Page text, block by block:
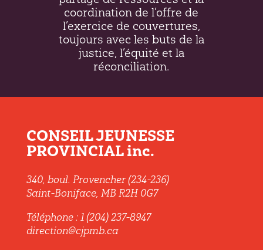
coordination de l’offre de
l’exercice de couvertures,
toujours avec les buts de la
justice, l’équité et la
réconciliation.
CONSEIL JEUNESSE
PROVINCIAL inc.
340, boul. Provencher (234-236)
Saint-Boniface, MB R2H 0G7
Téléphone : 1 (204) 237-8947
direction@cjpmb.ca